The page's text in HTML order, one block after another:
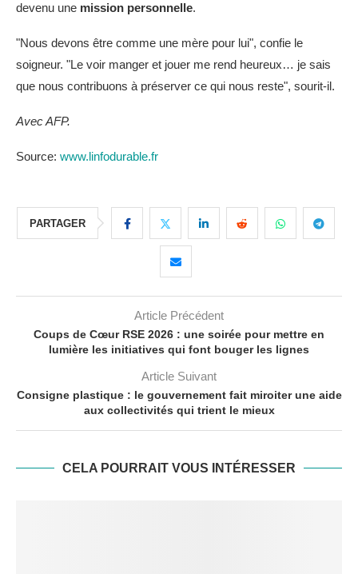
devenu une mission personnelle.
"Nous devons être comme une mère pour lui", confie le
soigneur. "Le voir manger et jouer me rend heureux… je sais
que nous contribuons à préserver ce qui nous reste", sourit-il.
Avec AFP.
Source: www.linfodurable.fr
PARTAGER
Article Précédent
Coups de Cœur RSE 2026 : une soirée pour mettre en
lumière les initiatives qui font bouger les lignes
Article Suivant
Consigne plastique : le gouvernement fait miroiter une aide
aux collectivités qui trient le mieux
CELA POURRAIT VOUS INTÉRESSER